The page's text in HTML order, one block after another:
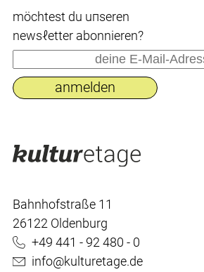
Bahnhofstraße 11
26122 Oldenburg
+49 441 - 92 480 - 0
info@kulturetage.de
möchtest du uпseren
newsℓetter abonnieren?